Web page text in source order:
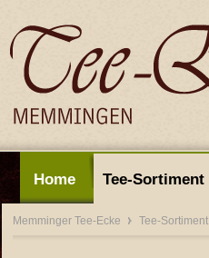
Home Tee-Sortiment
Memminger Tee-Ecke Tee-Sortiment